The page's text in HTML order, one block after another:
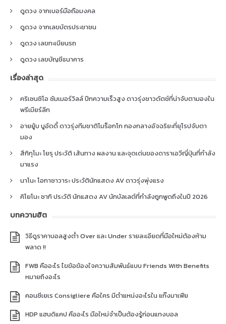
ดูดวง จากเบอร์มือถือมงคล
ดูดวง จากเลขบัตรประชาชน
ดูดวง เลขทะเบียนรถ
ดูดวง เลขบัญชีธนาคาร
เรื่องล่าสุด
คริเซนซิโอ ซัมเมอร์วิลล์ ปีกความเร็วสูง ดาวรุ่งชาวดัตช์ที่น่าจับตามองใน
พรีเมียร์ลีก
อายยู้บ บูอัดดี้ ดาวรุ่งทีมชาติโมร็อกโก กองกลางอัจฉริยะที่ยุโรปจับตา
มอง
สึกิกุโมะ โยรุ ประวัติ เส้นทาง ผลงาน และจุดเด่นของดาราเอวีญี่ปุ่นที่กำลัง
มาแรง
นาโนะ โอกาซาวาระ ประวัตินักแสดง AV ดาวรุ่งพุ่งแรง
คิโยโนะ ซากิ ประวัติ นักแสดง AV นักบัลเลต์ที่กำลังถูกพูดถึงในปี 2026
บทความฮิต
วิธีดูราคาบอลสูงต่ำ Over และ Under รายละเอียดที่มือใหม่ต้องห้าม
พลาด !!
FWB คืออะไร ไขข้อข้องใจความสัมพันธ์แบบ Friends With Benefits
หมายถึงอะไร
คอนซีเยเร Consigliere คือใคร มีตำแหน่งอะไรใน แก๊งมาเฟีย
HDP แฮนดิแคป คืออะไร มือใหม่จำเป็นต้องรู้ก่อนแทงบอล